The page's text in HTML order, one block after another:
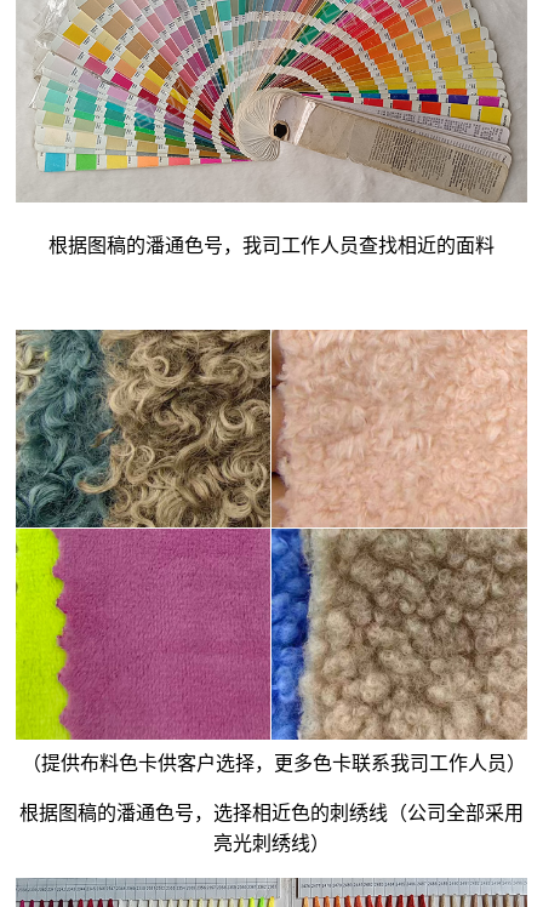
根据图稿的潘通色号，我司工作人员查找相近的面料
（提供布料色卡供客户选择，更多色卡联系我司工作人员）
根据图稿的潘通色号，选择相近色的刺绣线（公司全部采用
亮光刺绣线）